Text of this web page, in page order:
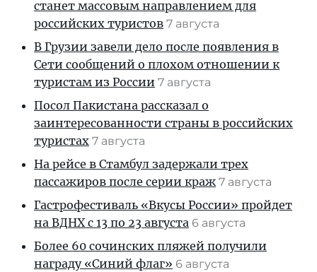
станет массовым направлением для
российских туристов 7 августа
В Грузии завели дело после появления в
Сети сообщений о плохом отношении к
туристам из России 7 августа
Посол Пакистана рассказал о
заинтересованности страны в российских
туристах 7 августа
На рейсе в Стамбул задержали трех
пассажиров после серии краж 7 августа
Гастрофестиваль «Вкусы России» пройдет
на ВДНХ с 13 по 23 августа 6 августа
Более 60 сочинских пляжей получили
награду «Синий флаг» 6 августа